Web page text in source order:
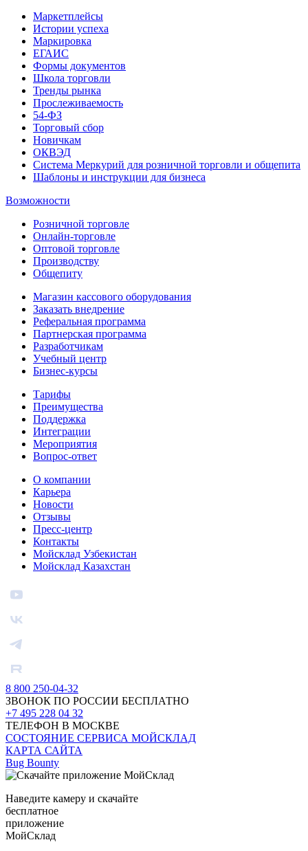
Маркетплейсы
Истории успеха
Маркировка
ЕГАИС
Формы документов
Школа торговли
Тренды рынка
Прослеживаемость
54-ФЗ
Торговый сбор
Новичкам
ОКВЭД
Система Меркурий для розничной торговли и общепита
Шаблоны и инструкции для бизнеса
Возможности
Розничной торговле
Онлайн-торговле
Оптовой торговле
Производству
Общепиту
Магазин кассового оборудования
Заказать внедрение
Реферальная программа
Партнерская программа
Разработчикам
Учебный центр
Бизнес‑курсы
Тарифы
Преимущества
Поддержка
Интеграции
Мероприятия
Вопрос-ответ
О компании
Карьера
Новости
Отзывы
Пресс-центр
Контакты
Мойсклад Узбекистан
Мойсклад Казахстан
8 800 250-04-32
ЗВОНОК ПО РОССИИ БЕСПЛАТНО
+7 495 228 04 32
ТЕЛЕФОН В МОСКВЕ
СОСТОЯНИЕ СЕРВИСА МОЙСКЛАД
КАРТА САЙТА
Bug Bounty
Наведите камеру и скачайте
бесплатное
приложение
МойСклад